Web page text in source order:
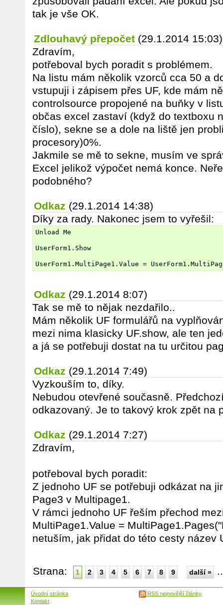
tak je vše OK.
Zdlouhavý přepočet (29.1.2014 15:03)
Zdravím,
potřeboval bych poradit s problémem.
Na listu mám několik vzorců cca 50 a
vstupuji i zápisem přes UF, kde mám
controlsource propojené na buňky v
občas excel zastaví (když do textboxu
číslo), sekne se a dole na liště jen
procesory)0%.
Jakmile se mě to sekne, musím ve
Excel jelikož výpočet nemá konce.
podobného?
Odkaz (29.1.2014 14:38)
Díky za rady. Nakonec jsem to vyřešil:
Unload Me
UserForm1.Show
UserForm1.MultiPage1.Value =
Odkaz (29.1.2014 8:07)
Tak se mě to nějak nezdařilo..
Mám několik UF formulářů na
mezi nima klasicky UF.show, ale ten
a já se potřebuji dostat na tu určitou
Odkaz (29.1.2014 7:49)
Vyzkouším to, díky.
Nebudou otevřené současně.
odkazovaný. Je to takový krok zpět na
Odkaz (29.1.2014 7:27)
Zdravím,
potřeboval bych poradit:
Z jednoho UF se potřebuji odkázat na
Page3 v Multipage1.
V rámci jednoho UF řeším přechod
MultiPage1.Value =
netuším, jak přidat do této cesty název
Strana: 1 2 3 4 5 6 7 8 9 další »
Úvodní stránka
Kontakt
RSS nejnovější články